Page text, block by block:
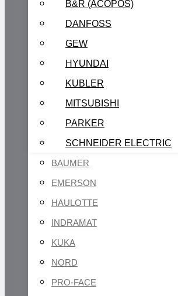
B&R (ACOPOS)
DANFOSS
GEW
HYUNDAI
KUBLER
MITSUBISHI
PARKER
SCHNEIDER ELECTRIC
BAUMER
EMERSON
HAULOTTE
INDRAMAT
KUKA
NORD
PRO-FACE